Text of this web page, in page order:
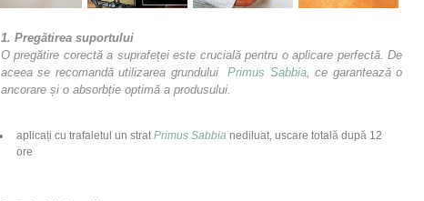
1. Pregătirea suportului
O pregătire corectă a suprafeței este crucială pentru o aplicare perfectă. De
aceea se recomandă utilizarea grunduluiPrimus Sabbia, ce garantează o
ancorare și o absorbție optimă a produsului. ​
aplicați cu trafaletul un stratPrimus Sabbia nediluat, uscare total ă după 12
ore